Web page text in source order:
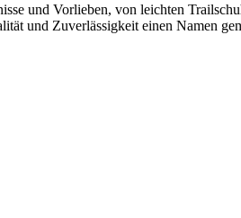
und Vorlieben, von leichten
und Zuverlässigkeit einen Namen